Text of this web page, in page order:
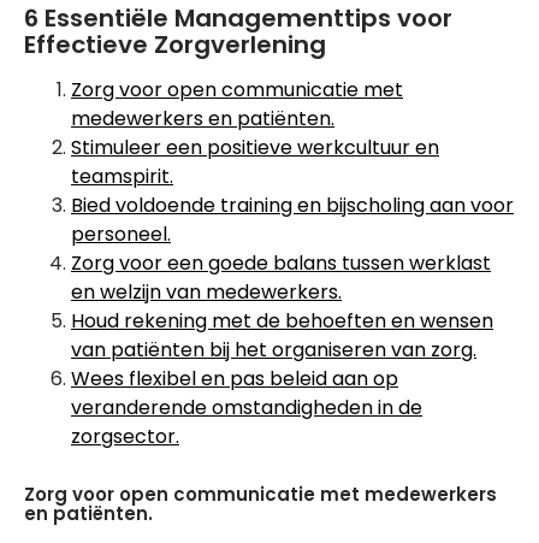
6 Essentiële Managementtips voor
Effectieve Zorgverlening
Zorg voor open communicatie met
medewerkers en patiënten.
Stimuleer een positieve werkcultuur en
teamspirit.
Bied voldoende training en bijscholing aan voor
personeel.
Zorg voor een goede balans tussen werklast
en welzijn van medewerkers.
Houd rekening met de behoeften en wensen
van patiënten bij het organiseren van zorg.
Wees flexibel en pas beleid aan op
veranderende omstandigheden in de
zorgsector.
Zorg voor open communicatie met medewerkers
en patiënten.